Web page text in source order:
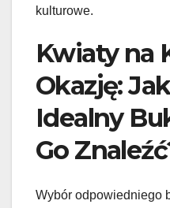
kulturowe.
Kwiaty na
Okazję:
Idealny
Go
Wybór odpowiedniego